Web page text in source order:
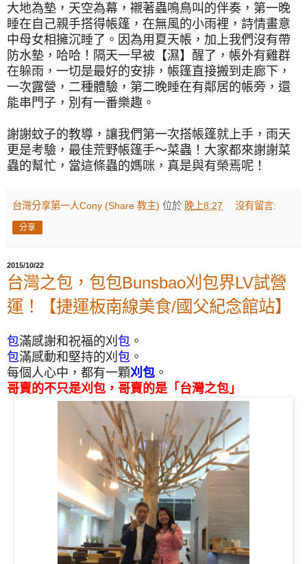
大地為墊，天空為幕，襯著蟲鳴鳥叫的伴奏，第一晚
睡在自己親手搭得帳篷，在無風的小雨裡，詩情畫意
中母女相擁沉睡了。因為用夏天帳，加上我們沒有帶
防水墊，哈哈！隔天一早被【濕】醒了，帳外有雞群
在躲雨，一切是最好的安排，帳篷直接搬到走廊下，
一次露營，二種體驗，第二晚睡在有鄰居的帳旁，還
能串門子，別有一番樂趣。
謝謝蚊子的教導，讓我們第一次搭帳篷就上手，雨天
更是考驗，最佳荒野帳篷手～菜蟲！大家都來謝謝菜
蟲的幫忙，當這條蟲的媽咪，真是與有榮焉呢！
台灣分享第一人Cony (Share 教主) 位於 晚上8:27 沒有留言:
分享
2015/10/22
台灣之包，包包Bunsbao刈包界LV試營
運！【捷運板南線美食/國父紀念館站】
包滿感謝和祝福的刈 包 。
包滿感動和堅持的刈 包 。
每個人心中，都有一顆刈包 。
哥賣的不只是刈包，哥賣的是「台灣之包」